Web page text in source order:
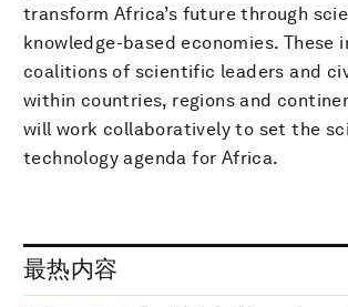
transform Africa’s future through
knowledge-based economies. These
coalitions of scientific leaders and
within countries, regions and
will work collaboratively to set the
technology agenda for Africa.
最热内容